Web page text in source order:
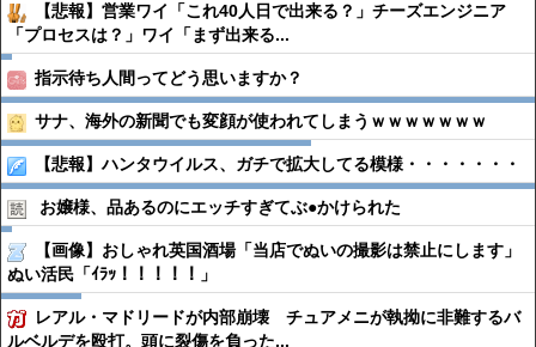
【悲報】営業ワイ「これ40人日で出来る？」チーズエンジニア
「プロセスは？」ワイ「まず出来る...
指示待ち人間ってどう思いますか？
サナ、海外の新聞でも変顔が使われてしまうｗｗｗｗｗｗｗ
【悲報】ハンタウイルス、ガチで拡大してる模様・・・・・・・
お嬢様、品あるのにエッチすぎてぶ●︎かけられた
【画像】おしゃれ英国酒場「当店でぬいの撮影は禁止にします」
ぬい活民「ｲﾗｯ！！！！！」
レアル・マドリードが内部崩壊 チュアメニが執拗に非難するバ
ルベルデを殴打。頭に裂傷を負った...